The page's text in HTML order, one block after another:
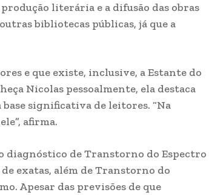
literária e a difusão das obras
bibliotecas públicas, já que a
e que existe, inclusive, a Estante do
Nicolas pessoalmente, ela destaca
significativa de leitores. “Na
afirma.
diagnóstico de Transtorno do Espectro
exatas, além de Transtorno do
Apesar das previsões de que